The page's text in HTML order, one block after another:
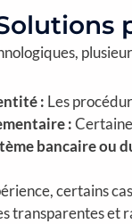
: Les
:
bancaire ou
certains
transparentes et